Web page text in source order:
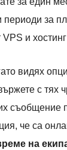
за
и
видях
с тях
съобщение
че са
на